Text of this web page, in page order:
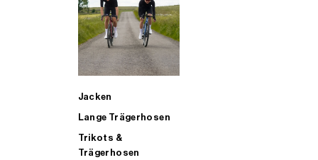
Jacken
Lange Trägerhosen
Trikots &
Trägerhosen
ALLE TRIATHLONARTIKEL FÜR MÄNNER KAUFEN